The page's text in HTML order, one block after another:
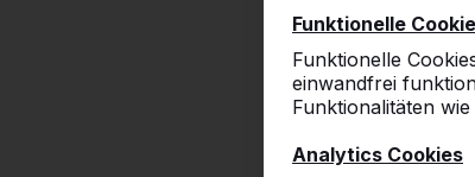
Funktionelle
Funktionelle
einwandfrei
Funktionalitäten
Analytics Cookies
Mailadresse